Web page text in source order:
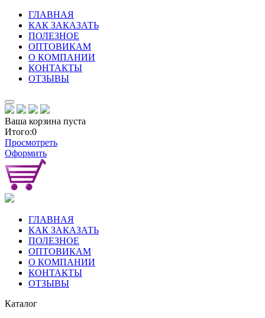
ГЛАВНАЯ
КАК ЗАКАЗАТЬ
ПОЛЕЗНОЕ
ОПТОВИКАМ
О КОМПАНИИ
КОНТАКТЫ
ОТЗЫВЫ
Ваша корзина пуста
Итого:0
Просмотреть
Оформить
ГЛАВНАЯ
КАК ЗАКАЗАТЬ
ПОЛЕЗНОЕ
ОПТОВИКАМ
О КОМПАНИИ
КОНТАКТЫ
ОТЗЫВЫ
Каталог